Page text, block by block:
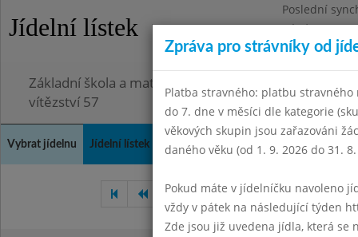
Jídelní lístek
Poslední
Pátek
Omezení
Základní škola a mateřská škola Chodov, Praha 4,
vítězství 57
Vybrat jídelnu Jídelní lístek Historie Kontakty a informace
Říjen 2022 Listopad 2022
Zpráva pro strávníky od
Platba stravného: platbu stravného
do 7. dne v měsíci dle kategorie
věkových skupin jsou zařazováni
daného věku (od 1. 9. 2026 do 31.
Pokud máte v jídelníčku navoleno
vždy v pátek na následující týden
Zde jsou již uvedena jídla, která se